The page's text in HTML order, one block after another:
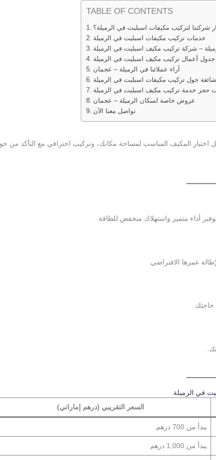
TABLE OF CONTENTS
شركتنا لتركيب مكيفات اسبليت في الرميلة؟
خدمات تركيب مكيفات اسبليت في الرميلة
– شركة تركيب مكيف اسبليت في الرميلة
جدول أعمال تركيب مكيف اسبليت في الرميلة
آراء عملائنا في الرميلة – عجمان
شائعة حول تركيب مكيفات اسبليت في الرميلة
حجز خدمة تركيب مكيف اسبليت في الرميلة
عروض خاصة لسكان الرميلة – عجمان
تواصل معنا الآن
المكيف المناسب لمساحة مكانك، وتركيب احترافي مع التأكد من
أداء متميز واستهلاك منخفض للطاقة.
عمرها الافتراضي.
حاجتك.
في الرميلة
السعر التقريبي (درهم إماراتي)
يبدأ من 700 درهم
يبدأ من 1,000 درهم